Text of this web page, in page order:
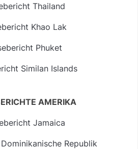
Thailand
Khao Lak
Phuket
Similan Islands
AMERIKA
Jamaica
Republik